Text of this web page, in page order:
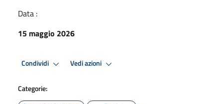
Data :
15 maggio 2026
Condividi Vedi azioni
Categorie: